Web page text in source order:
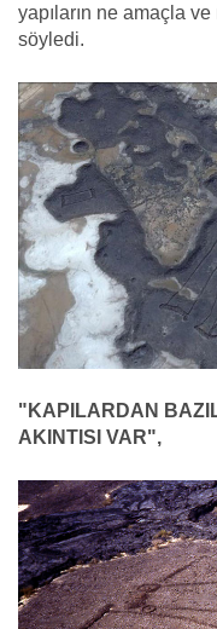
yapıların ne amaçla
söyledi.
"KAPILARDAN
AKINTISI VAR",